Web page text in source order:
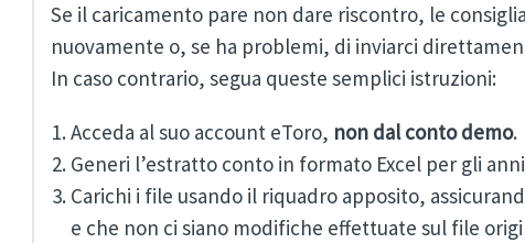
Se il caricamento pare non dare riscontro, le
nuovamente o, se ha problemi, di inviarci
In caso contrario, segua queste semplici istruzioni:
Acceda al suo account eToro, non dal conto demo.
Generi l’estratto conto in formato Excel per gli
Carichi i file usando il riquadro apposito,
e che non ci siano modifiche effettuate sul file